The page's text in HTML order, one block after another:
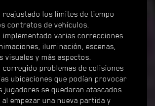
reajustado los límites de tiempo
contratos de vehículos.
implementado varias correcciones
iluminación, escenas,
visuales y más aspectos.
corregido problemas de colisiones
ubicaciones que podían provocar
jugadores se quedaran atascados.
al empezar una nueva partida y